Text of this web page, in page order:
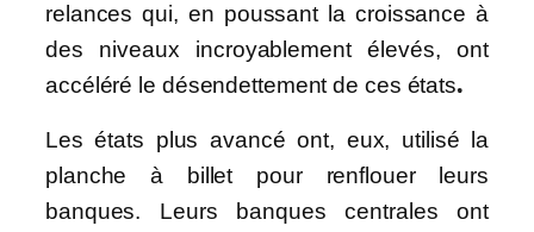
relances qui, en poussant la croissance à
des niveaux incroyablement élevés, ont
accéléré le désendettement de ces états.
Les états plus avancé ont, eux, utilisé la
planche à billet pour renflouer leurs
banques. Leurs banques centrales ont